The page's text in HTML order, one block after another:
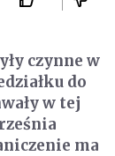
czynne w
do
w tej
ma